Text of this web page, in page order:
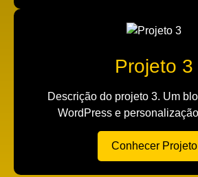
Projeto 3
Descrição do projeto 3. Um
WordPress e
Conhecer Projeto